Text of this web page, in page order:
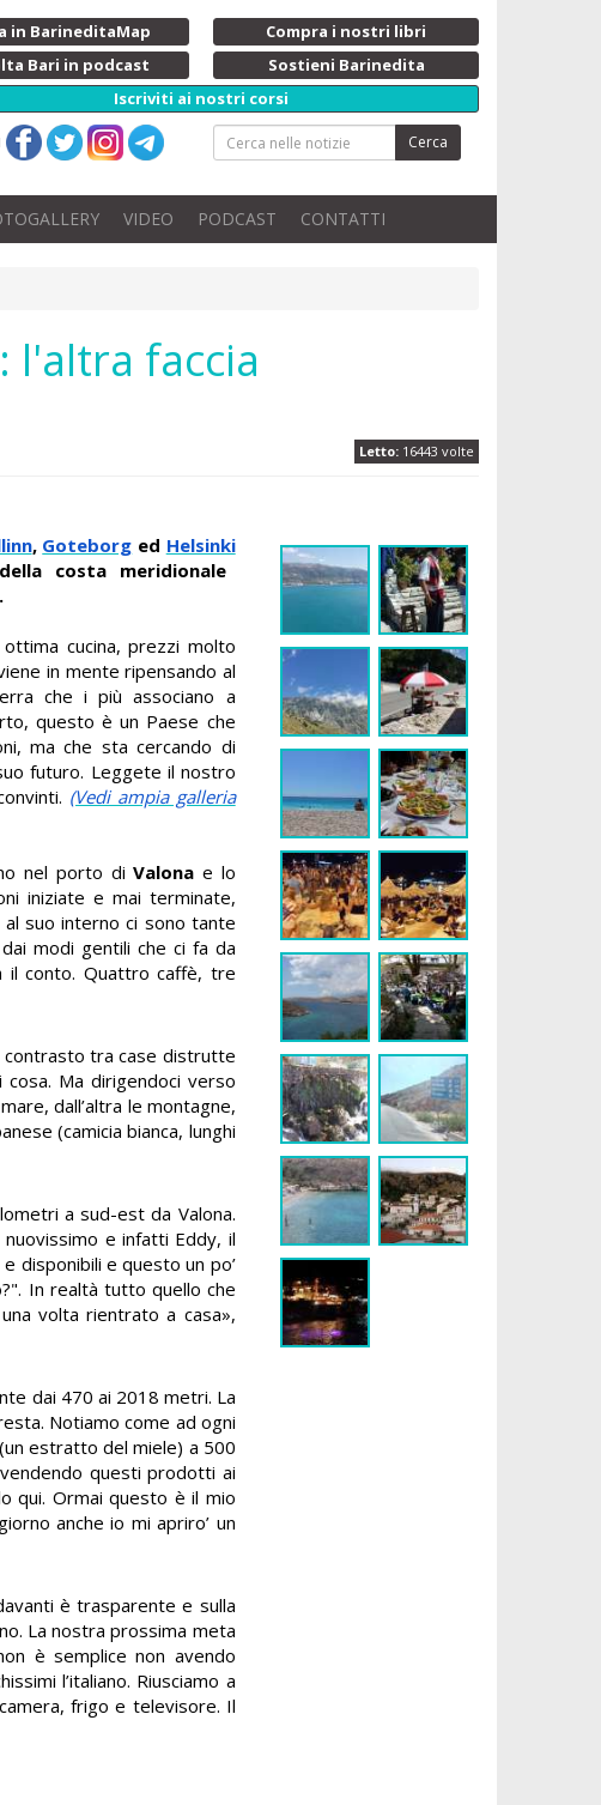
in BarineditaMap
Compra i nostri libri
Bari in podcast
Sostieni Barinedita
Iscriviti ai nostri corsi
Cerca
VIDEO PODCAST CONTATTI
l'altra faccia
Letto: 16443 volte
, Goteborg ed Helsinki
costa meridionale
ottima cucina, prezzi molto
in mente ripensando al
che i più associano a
questo è un Paese che
ma che sta cercando di
futuro. Leggete il nostro
(Vedi ampia galleria
nel porto diValona e lo
iniziate e mai terminate,
al suo interno ci sono tante
modi gentili che ci fa da
il conto. Quattro caffè, tre
contrasto tra case distrutte
Ma dirigendoci verso
dall’altra le montagne,
(camicia bianca, lunghi
a sud-est da Valona.
e infatti Eddy, il
disponibili e questo un po’
In realtà tutto quello che
volta rientrato a casa»,
dai 470 ai 2018 metri. La
Notiamo come ad ogni
estratto del miele) a 500
questi prodotti ai
qui. Ormai questo è il mio
anche io mi apriro’ un
è trasparente e sulla
La nostra prossima meta
è semplice non avendo
l’italiano. Riusciamo a
frigo e televisore. Il